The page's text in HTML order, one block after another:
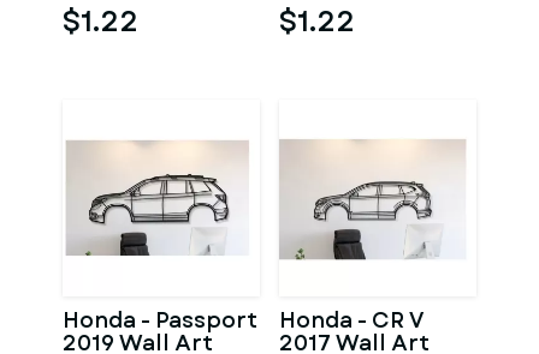
$1.22 $1.22
Honda - Passport
2019 Wall Art
Honda - CR V
2017 Wall Art